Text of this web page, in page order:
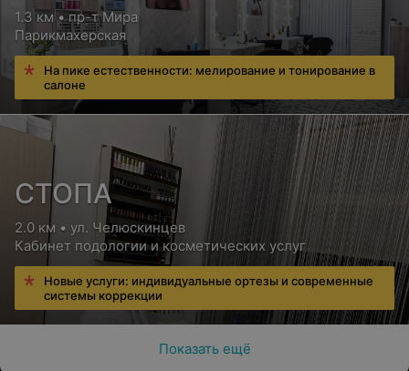
1.3 км • пр-т Мира
Парикмахерская
На пике естественности: мелирование и тонирование в
салоне
СТОПА
2.0 км • ул. Челюскинцев
Кабинет подологии и косметических услуг
Новые услуги: индивидуальные ортезы и современные
системы коррекции
Показать ещё